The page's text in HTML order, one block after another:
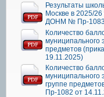
Результаты
Москве в 2025/26
ДОНМ № Пр-1083
Количество
муниципального
предметов
19.11.2025)
Количество
муниципального
группе
Пр-1082 от